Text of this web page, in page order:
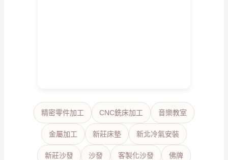
精密零件加工 CNC銑床加工 音樂教室
金屬加工 新莊床墊 新北冷氣安裝
新莊沙發 沙發 客製化沙發 佛牌